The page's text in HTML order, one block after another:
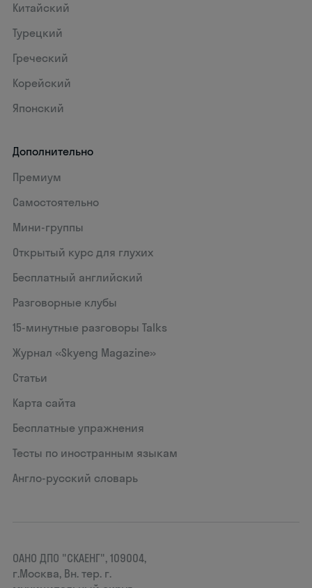
Китайский
Турецкий
Греческий
Корейский
Японский
Дополнительно
Премиум
Самостоятельно
Мини-группы
Открытый курс для глухих
Бесплатный английский
Разговорные клубы
15‑минутные разговоры Talks
Журнал «Skyeng Magazine»
Статьи
Карта сайта
Бесплатные упражнения
Тесты по иностранным языкам
Англо-русский словарь
ОАНО ДПО "СКАЕНГ", 109004,
г.Москва, Вн. тер. г.